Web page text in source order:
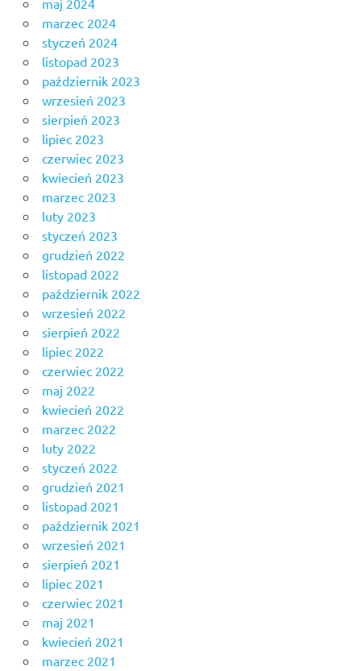
maj 2024
marzec 2024
styczeń 2024
listopad 2023
październik 2023
wrzesień 2023
sierpień 2023
lipiec 2023
czerwiec 2023
kwiecień 2023
marzec 2023
luty 2023
styczeń 2023
grudzień 2022
listopad 2022
październik 2022
wrzesień 2022
sierpień 2022
lipiec 2022
czerwiec 2022
maj 2022
kwiecień 2022
marzec 2022
luty 2022
styczeń 2022
grudzień 2021
listopad 2021
październik 2021
wrzesień 2021
sierpień 2021
lipiec 2021
czerwiec 2021
maj 2021
kwiecień 2021
marzec 2021